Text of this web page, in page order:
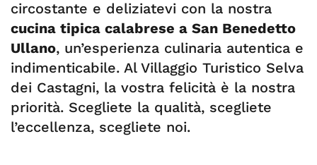
circostante e deliziatevi con la nostra
cucina tipica calabrese a San Benedetto
Ullano, un’esperienza culinaria autentica e
indimenticabile. Al Villaggio Turistico Selva
dei Castagni, la vostra felicità è la nostra
priorità. Scegliete la qualità, scegliete
l’eccellenza, scegliete noi.